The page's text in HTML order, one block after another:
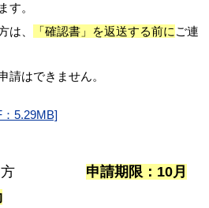
す。
は、
「確認書」を返送する前に ご連
請はできません。
5.29MB]
要な方 申請期限：10月